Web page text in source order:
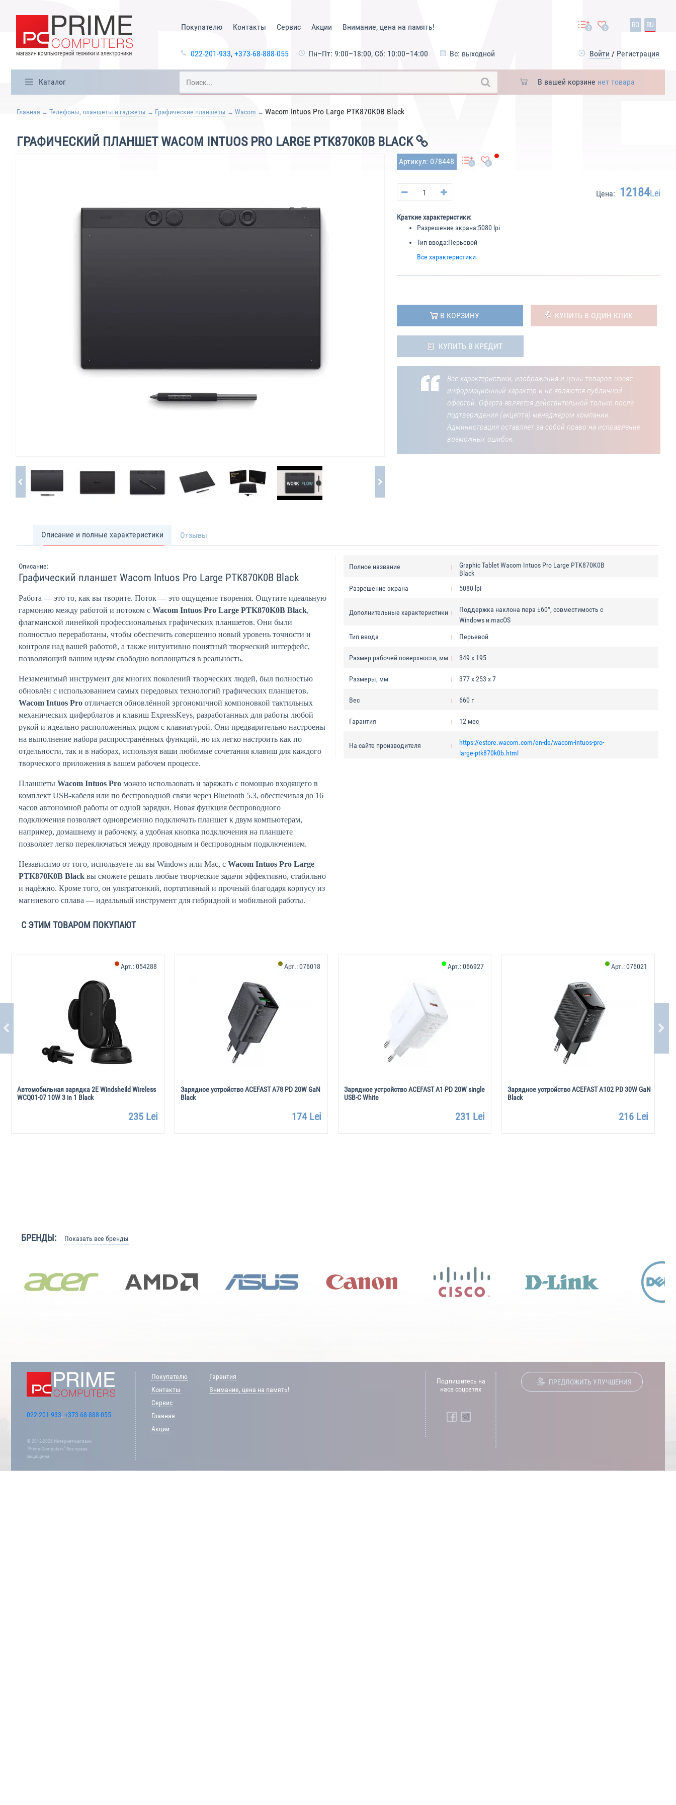
Покупателю Контакты Сервис Акции Внимание, цена на память!
022-201-933, +373-68-888-055 Пн–Пт: 9:00–18:00, Сб: 10:00–14:00 Вс: выходной
0 0 RO RU
Войти / Регистрация
Каталог В вашей корзине нет товара
Главная Телефоны, планшеты и гаджеты Графические планшеты Wacom Wacom Intuos Pro Large PTK870K0B Black
ГРАФИЧЕСКИЙ ПЛАНШЕТ WACOM INTUOS PRO LARGE PTK870K0B BLACK
Артикул: 078448 0 0
Цена: 12184Lei
Краткие характеристики:
Разрешение экрана:5080 lpi
Тип ввода:Перьевой
Все характеристики
В КОРЗИНУ КУПИТЬ В ОДИН КЛИК
КУПИТЬ В КРЕДИТ
Все характеристики, изображения и цены товаров носят
информационный характер и не являются публичной
офертой. Оферта является действительной только после
подтверждения (акцепта) менеджером компании.
Администрация оставляет за собой право на исправление
возможных ошибок.
Описание и полные характеристики Отзывы
Описание:
Графический планшет Wacom Intuos Pro Large PTK870K0B Black
Работа — это то, как вы творите. Поток — это ощущение творения. Ощутите идеальную
гармонию между работой и потоком с Wacom Intuos Pro Large PTK870K0B Black,
флагманской линейкой профессиональных графических планшетов. Они были
полностью переработаны, чтобы обеспечить совершенно новый уровень точности и
контроля над вашей работой, а также интуитивно понятный творческий интерфейс,
позволяющий вашим идеям свободно воплощаться в реальность.
Незаменимый инструмент для многих поколений творческих людей, был полностью
обновлён с использованием самых передовых технологий графических планшетов.
Wacom Intuos Pro отличается обновлённой эргономичной компоновкой тактильных
механических циферблатов и клавиш ExpressKeys, разработанных для работы любой
рукой и идеально расположенных рядом с клавиатурой. Они предварительно настроены
на выполнение набора распространённых функций, но их легко настроить как по
отдельности, так и в наборах, используя ваши любимые сочетания клавиш для каждого
творческого приложения в вашем рабочем процессе.
Планшеты Wacom Intuos Pro можно использовать и заряжать с помощью входящего в
комплект USB-кабеля или по беспроводной связи через Bluetooth 5.3, обеспечивая до 16
часов автономной работы от одной зарядки. Новая функция беспроводного
подключения позволяет одновременно подключать планшет к двум компьютерам,
например, домашнему и рабочему, а удобная кнопка подключения на планшете
позволяет легко переключаться между проводным и беспроводным подключением.
Независимо от того, используете ли вы Windows или Mac, с Wacom Intuos Pro Large
PTK870K0B Black вы сможете решать любые творческие задачи эффективно, стабильно
и надёжно. Кроме того, он ультратонкий, портативный и прочный благодаря корпусу из
магниевого сплава — идеальный инструмент для гибридной и мобильной работы.
Полное название
Graphic Tablet Wacom Intuos Pro Large PTK870K0B
Black
Разрешение экрана
5080 lpi
Дополнительные характеристики
Поддержка наклона пера ±60°, совместимость с
Windows и macOS
Тип ввода Перьевой
Размер рабочей поверхности, мм 349 х 195
Размеры, мм 377 x 253 x 7
Вес 660 г
Гарантия 12 мес
На сайте производителя
https://estore.wacom.com/en-de/wacom-intuos-pro-
large-ptk870k0b.html
С ЭТИМ ТОВАРОМ ПОКУПАЮТ
Автомобильная зарядка 2E Windsheild Wireless
WCQ01-07 10W 3 in 1 Black
Арт.:054288
235 Lei
Зарядное устройство ACEFAST A78 PD 20W GaN
Black
Арт.:076018
174 Lei
Зарядное устройство ACEFAST A1 PD 20W single
USB-C White
Арт.:066927
231 Lei
Зарядное устройство ACEFAST A102 PD 30W GaN
Black
Арт.:076021
216 Lei
БРЕНДЫ: Показать все бренды
022-201-933, +373-68-888-055
© 2012-2026 Интернет-магазин
“Prime-Computers” Все права
защищены.
Покупателю
Контакты
Сервис
Главная
Акции
Гарантия
Внимание, цена на память!
Подпишитесь на
насв соцсетях
ПРЕДЛОЖИТЬ УЛУЧШЕНИЯ